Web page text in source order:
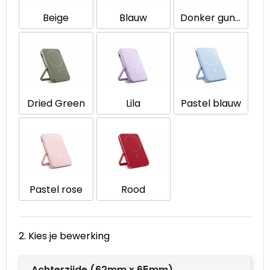
Waterbestendige tassen
Goodiebags
Beige Blauw Donker gun metal
Dried Green Lila Pastel blauw
Pastel rose Rood
2. Kies je bewerking